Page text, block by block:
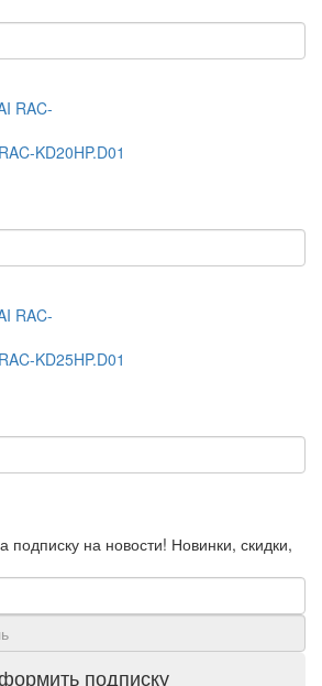
KD20HP.D01
KD25HP.D01
подписку на новости! Новинки, скидки,
подписку